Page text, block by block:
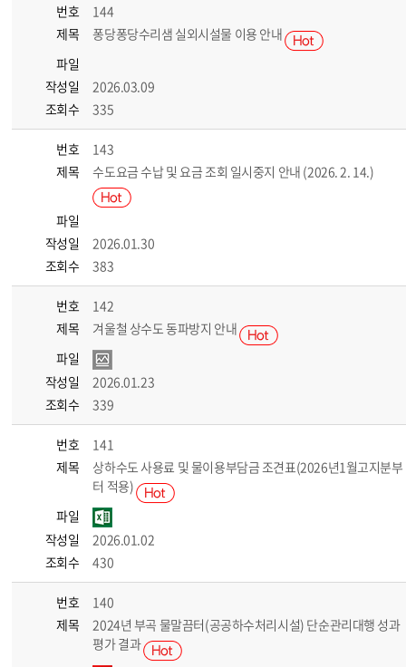
번호
144
제목
퐁당퐁당수리샘 실외시설물 이용 안내
파일
작성일
2026.03.09
조회수
335
번호
143
제목
수도요금 수납 및 요금 조회 일시중지 안내 (2026. 2. 14.)
파일
작성일
2026.01.30
조회수
383
번호
142
제목
겨울철 상수도 동파방지 안내
파일
작성일
2026.01.23
조회수
339
번호
141
제목
상하수도 사용료 및 물이용부담금 조견표(2026년1월고지분부
터 적용)
파일
작성일
2026.01.02
조회수
430
번호
140
제목
2024년 부곡 물말끔터(공공하수처리시설) 단순관리대행 성과
평가 결과